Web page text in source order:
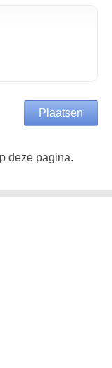
deze pagina.